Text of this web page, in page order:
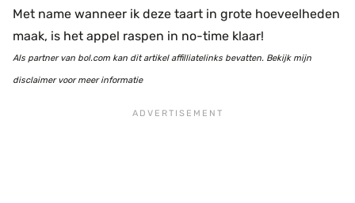
Met name wanneer ik deze taart in grote hoeveelheden
maak, is het appel raspen in no-time klaar!
Als partner van bol.com kan dit artikel affilliatelinks bevatten. Bekijk mijn
disclaimer voor meer informatie